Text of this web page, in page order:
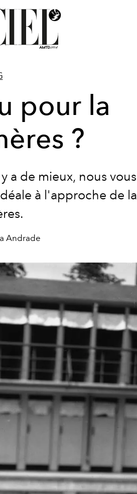
pour la
?
a de mieux, nous vous
à l'approche de la
Andrade